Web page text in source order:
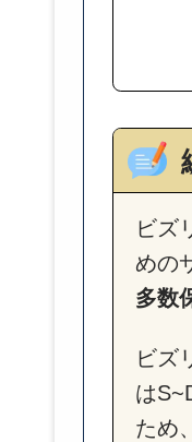
ビズ
めの
多数
ビズ
は
ため